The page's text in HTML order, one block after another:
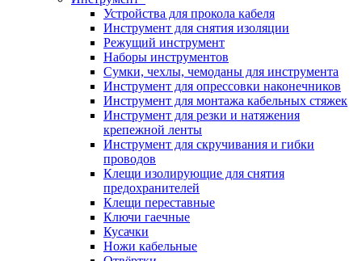
Устройства для прокола кабеля
Инструмент для снятия изоляции
Режущий инструмент
Наборы инструментов
Сумки, чехлы, чемоданы для инструмента
Инструмент для опрессовки наконечников
Инструмент для монтажа кабельных стяжек
Инструмент для резки и натяжения
крепежной ленты
Инструмент для скручивания и гибки
проводов
Клещи изолирующие для снятия
предохранителей
Клещи переставные
Ключи гаечные
Кусачки
Ножи кабельные